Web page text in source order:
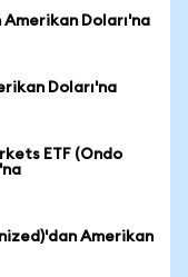
Doları'na
Doları'na
ETF (Ondo
Amerikan